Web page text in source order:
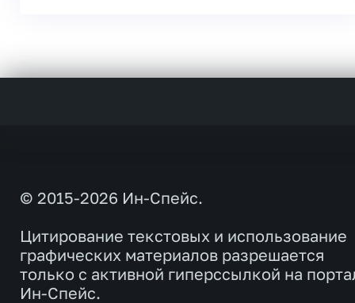
© 2015-2026 Ин-Спейс.
Цитирование текстовых и использование
графических материалов разрешается
только с активной гиперссылкой на
Ин-Спейс.